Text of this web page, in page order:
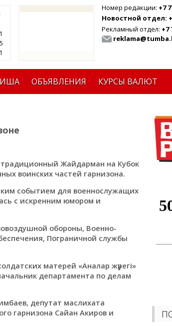
Номер редакции: +7
Новостной отдел:
Рекламный отдел: +7
ОБЪЯВЛЕНИЯ КУРСЫ ВАЛЮТ
Жайдарман на Кубок
воинских частей гарнизона.
событием для военнослужащих
с искренним юмором и
обороны, Военно-
Пограничной службы
матерей «Аналар жүрегі»
департамента по делам
депутат маслихата
гарнизона Сайан Акиров и